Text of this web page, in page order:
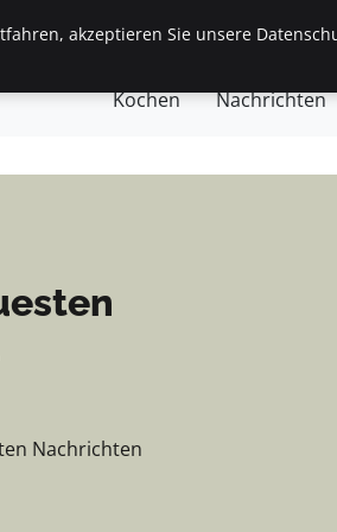
und
Finanzen & Immobilien Frauen /
Kochen Nachrichten
Nachrichten
akzeptieren Sie unsere